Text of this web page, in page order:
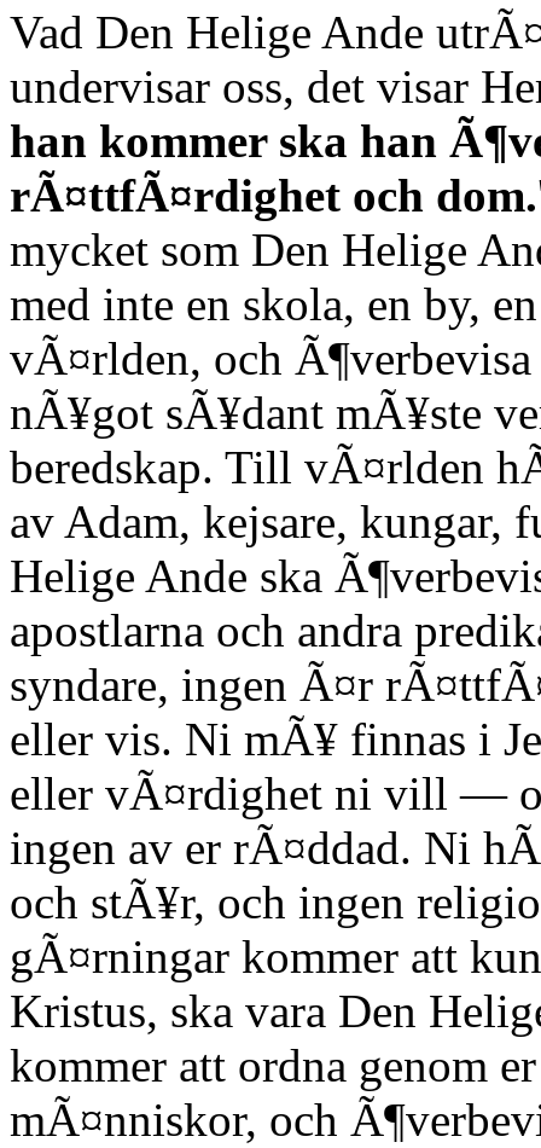
Vad Den Helige Ande
undervisar oss, det visar
han kommer ska han
rÃ¤ttfÃ¤rdighet och dom.
mycket som Den Helige
med inte en skola, en by,
vÃ¤rlden, och
nÃ¥got sÃ¥dant mÃ¥ste
beredskap. Till vÃ¤rlden
av Adam, kejsare, kungar,
Helige Ande ska
apostlarna och andra
syndare, ingen Ã¤r
eller vis. Ni mÃ¥ finnas i
eller vÃ¤rdighet ni vill —
ingen av er rÃ¤ddad. Ni
och stÃ¥r, och ingen
gÃ¤rningar kommer att
Kristus, ska vara Den
kommer att ordna genom
mÃ¤nniskor, och